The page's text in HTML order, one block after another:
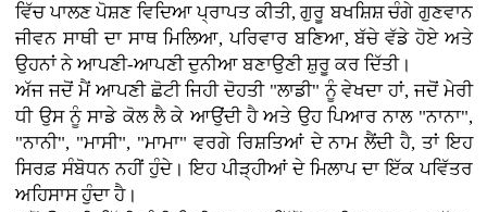
ਵਿੱਚ ਪਾਲਣ ਪੋਸ਼ਣ ਵਿਦਿਆ ਪ੍ਰਾਪਤ ਕੀਤੀ, ਗੁਰੂ ਬਖਸ਼ਿਸ਼ ਚੰਗੇ ਗੁਣਵਾਨ
ਜੀਵਨ ਸਾਥੀ ਦਾ ਸਾਥ ਮਿਲਿਆ, ਪਰਿਵਾਰ ਬਣਿਆ, ਬੱਚੇ ਵੱਡੇ ਹੋਏ ਅਤੇ
ਉਹਨਾਂ ਨੇ ਆਪਣੀ-ਆਪਣੀ ਦੁਨੀਆ ਬਣਾਉਣੀ ਸ਼ੁਰੂ ਕਰ ਦਿੱਤੀ।
ਅੱਜ ਜਦੋਂ ਮੈਂ ਆਪਣੀ ਛੋਟੀ ਜਿਹੀ ਦੋਹਤੀ "ਲਾਡੀ" ਨੂੰ ਵੇਖਦਾ ਹਾਂ, ਜਦੋਂ ਮੇਰੀ
ਧੀ ਉਸ ਨੂੰ ਸਾਡੇ ਕੋਲ ਲੈ ਕੇ ਆਉਂਦੀ ਹੈ ਅਤੇ ਉਹ ਪਿਆਰ ਨਾਲ "ਨਾਨਾ",
"ਨਾਨੀ", "ਮਾਸੀ", "ਮਾਮਾ" ਵਰਗੇ ਰਿਸ਼ਤਿਆਂ ਦੇ ਨਾਮ ਲੈਂਦੀ ਹੈ, ਤਾਂ ਇਹ
ਸਿਰਫ਼ ਸੰਬੋਧਨ ਨਹੀਂ ਹੁੰਦੇ। ਇਹ ਪੀੜ੍ਹੀਆਂ ਦੇ ਮਿਲਾਪ ਦਾ ਇੱਕ ਪਵਿੱਤਰ
ਅਹਿਸਾਸ ਹੁੰਦਾ ਹੈ।